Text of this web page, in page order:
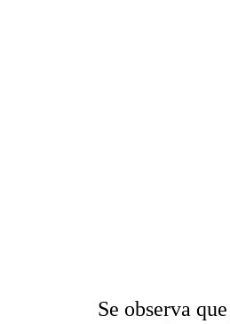
Se observa